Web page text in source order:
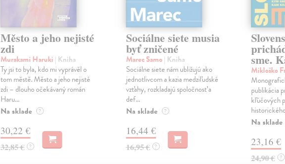
Město a jeho nejisté
zdi
Murakami Haruki | Kniha
Ty jsi to byla, kdo mi vyprávěl o
tom městě. Město a jeho nejisté
zdi – dlouho očekávaný román
Haru...
Na sklade ?
30,22 €
32,85 € ?
Sociálne siete musia
byť zničené
Marec Samo| Kniha
Sociálne siete nám ubližujú ako
jednotlivcom a kazia medziľudské
vzťahy, rozkladajú spoločnosť a
def...
Na sklade ?
16,44 €
16,95 € ?
sme.
Mikloško
publikácia
kľúčových
Na sklade
23,16 €
24,90 € ?